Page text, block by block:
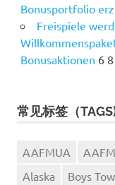
Bonusportfolio
Freispiele
Bonusaktionen 6
常见标签（
AAFMUA
Alaska
Boys